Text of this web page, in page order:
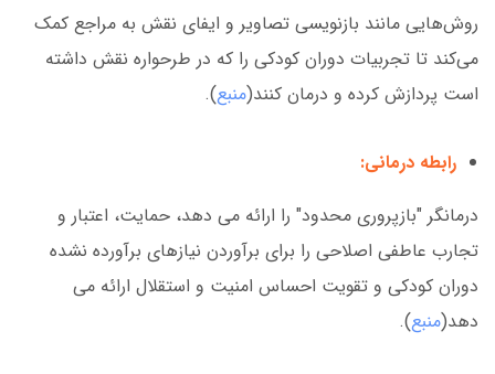
روش‌هایی مانند بازنویسی تصاویر و ایفای نقش به مراجع کمک
می‌کند تا تجربیات دوران کودکی را که در طرحواره نقش داشته
است پردازش کرده و درمان کنند(منبع).
رابطه درمانی:
درمانگر "بازپروری محدود" را ارائه می دهد، حمایت، اعتبار و
تجارب عاطفی اصلاحی را برای برآوردن نیازهای برآورده نشده
دوران کودکی و تقویت احساس امنیت و استقلال ارائه می
دهد(منبع).